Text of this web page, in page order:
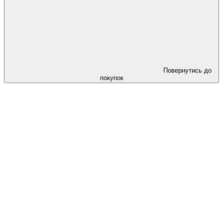
Повернутись до
покупок